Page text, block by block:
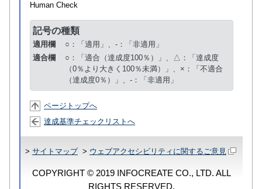
Human Check
記号の種類
適用欄
○：「適用」、-：「非適用」
適合欄
○：「適合（達成度100％）」、△：「達成度
（0％より大きく100％未満）」、×：「不適合
（達成度0％）」、-：「非適用」
ページトップへ
達成基準チェックリストへ
> サイトマップ> ウェブアクセシビリティに関するご意見
COPYRIGHT © 2019 INFOCREATE CO., LTD. ALL
RIGHTS RESERVED.